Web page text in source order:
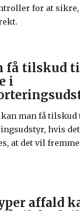
for at sikre,
få tilskud
i
man få tilskud
hvis
at det vil
affald